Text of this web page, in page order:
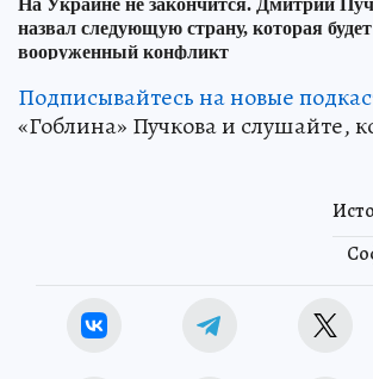
Подписывайтесь на новые
«Гоблина» Пучкова и слушайте,